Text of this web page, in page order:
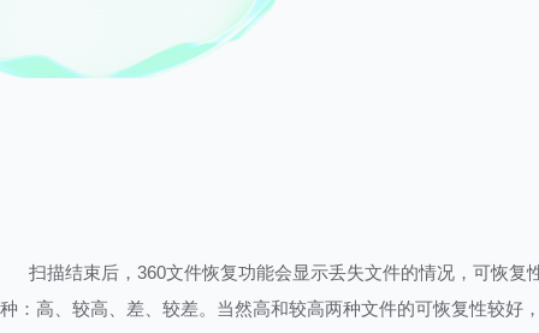
扫描结束后，360文件恢复功能会显示丢失文件的情况，可恢复
种：高、较高、差、较差。当然高和较高两种文件的可恢复性较好